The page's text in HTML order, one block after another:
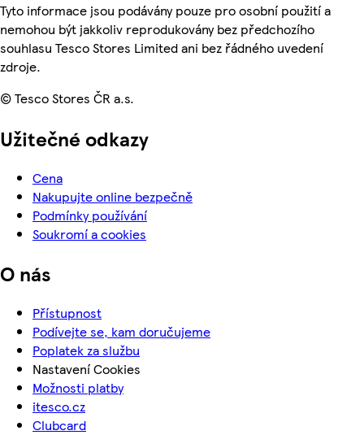
Tyto informace jsou podávány pouze pro osobní použití a
nemohou být jakkoliv reprodukovány bez předchozího
souhlasu Tesco Stores Limited ani bez řádného uvedení
zdroje.
© Tesco Stores ČR a.s.
Užitečné odkazy
Cena
Nakupujte online bezpečně
Podmínky používání
Soukromí a cookies
O nás
Přístupnost
Podívejte se, kam doručujeme
Poplatek za službu
Nastavení Cookies
Možnosti platby
itesco.cz
Clubcard